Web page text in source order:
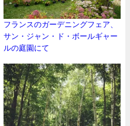
フランスのガーデニングフェア、
サン・ジャン・ド・ボールギャー
ルの庭園にて